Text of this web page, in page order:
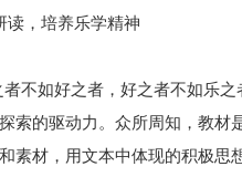
读，培养乐学精神
者不如好之者，好之者不如乐
索的驱动力。众所周知，教材
素材，用文本中体现的积极